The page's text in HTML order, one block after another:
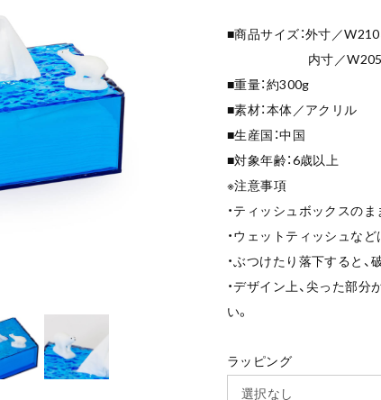
■商品サイズ：外寸／
内寸／
■重量：約300g
■素材：本体／アクリル
■生産国：中国
■対象年齢：6歳以上
※注意事項
・ティッシュボックスの
・ウェットティッシュなど
・ぶつけたり落下すると、
・デザイン上、尖った部
い。
ラッピング